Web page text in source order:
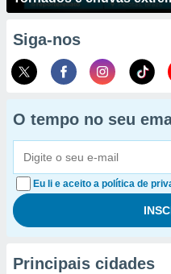
Siga-nos
O tempo no seu
Eu li e aceito a política de
Principais cidades